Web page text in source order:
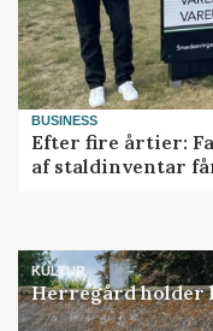
BUSINESS
Efter fire årtier:
af staldinventar
KULTUR
Herregård holder